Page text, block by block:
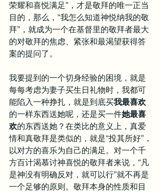
荣耀和喜悦满足”，才是敬拜的唯一正当
目的，那么，“我怎么知道神悦纳我的敬
拜”，就成为一个在基督里的敬拜者最大
的对敬拜的焦虑、紧张和最渴望获得答
案的提问了。
我要提到的一个切身经验的困境，就是
每每考虑为妻子买生日礼物时，我都可
能陷入一种挣扎，就是到底买我最喜欢
的一样东西送她呢，还是买一件她最喜
欢的东西送她？在类比的意义上，真爱
情和真敬拜是类似的，就是“投其所好”，
以对方的喜乐为自己的满足。对一个千
方百计渴慕讨神喜悦的敬拜者来说，“凡
是神没有明确反对，就可以行”就不再是
一个足够的原则。敬拜本身的性质和目